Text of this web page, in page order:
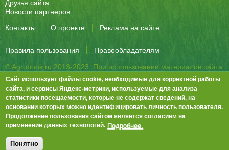
Друзья сайта
Новости партнеров
Контакты
О проекте Реклама на сайте
Правила пользования
Правообладателям
© Agrobook.ru 2013-2023. При использовании материалов сайта
активная ссылка на публикацию обязательна.
344000, Ростов-на-Дону, ул. Города Волос, д.6, 8 этаж, офис 803
Тел./факс: +7 (863) 282-83-13 e-mail:info@agrobook.ru
Возрастная категория сайта: 16+. Объявления на сайте не
премодерируются.Положение о защите персональных данных
Гала Алиевна Каймакчи – редактор, тел.: (863) 282-83-13
info@agrobook.ru
Сайт использует файлы cookie, необходимые для корректной работы
сайта, и сервисы Яндекс-метрики, используемые для анализа
статистики посещаемости, которые не содержат сведений, на
основании которых можно идентифицировать личность пользователя.
Продолжение пользования сайтом является согласием на
применение данных технологий. Подробнее.
Понятно